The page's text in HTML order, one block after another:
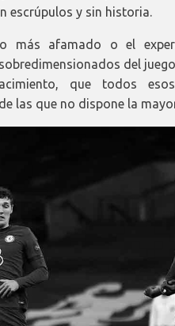
escrúpulos y sin historia.
más afamado o el
del
que todos
las que no dispone la